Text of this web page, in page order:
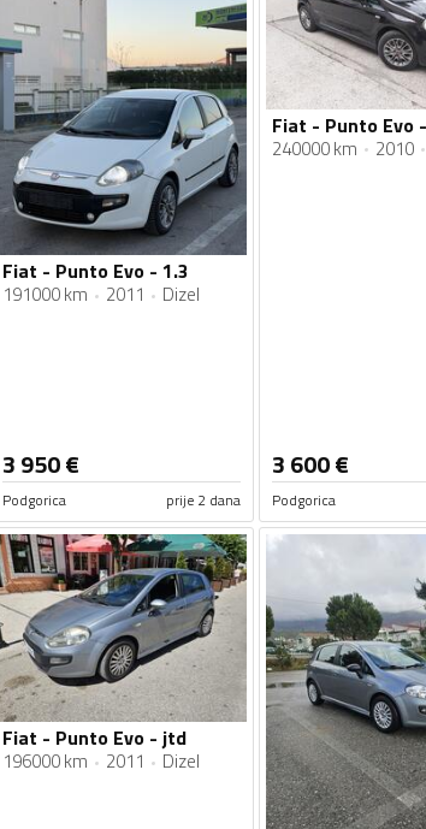
Fiat - Punto Evo - 1.3
191000 km 2011 Dizel
3 950€
Podgorica prije 2 dana
Fiat - Punto Evo
240000 km 2010
3 600€
Podgorica
Fiat - Punto Evo - jtd
196000 km 2011 Dizel